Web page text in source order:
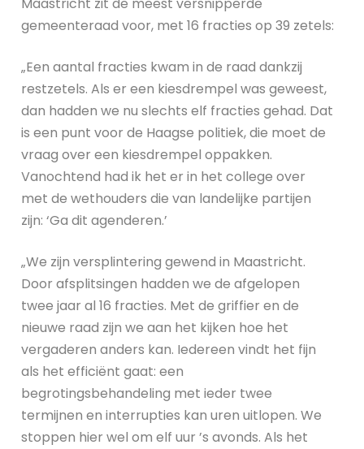
gemeenteraad voor, met 16 fracties op 39 zetels:
„Een aantal fracties kwam in de raad dankzij
restzetels. Als er een kiesdrempel was geweest,
dan hadden we nu slechts elf fracties gehad. Dat
is een punt voor de Haagse politiek, die moet de
vraag over een kiesdrempel oppakken.
Vanochtend had ik het er in het college over
met de wethouders die van landelijke partijen
zijn: ‘Ga dit agenderen.’
„We zijn versplintering gewend in Maastricht.
Door afsplitsingen hadden we de afgelopen
twee jaar al 16 fracties. Met de griffier en de
nieuwe raad zijn we aan het kijken hoe het
vergaderen anders kan. Iedereen vindt het fijn
als het efficiënt gaat: een
begrotingsbehandeling met ieder twee
termijnen en interrupties kan uren uitlopen. We
stoppen hier wel om elf uur ’s avonds. Als het